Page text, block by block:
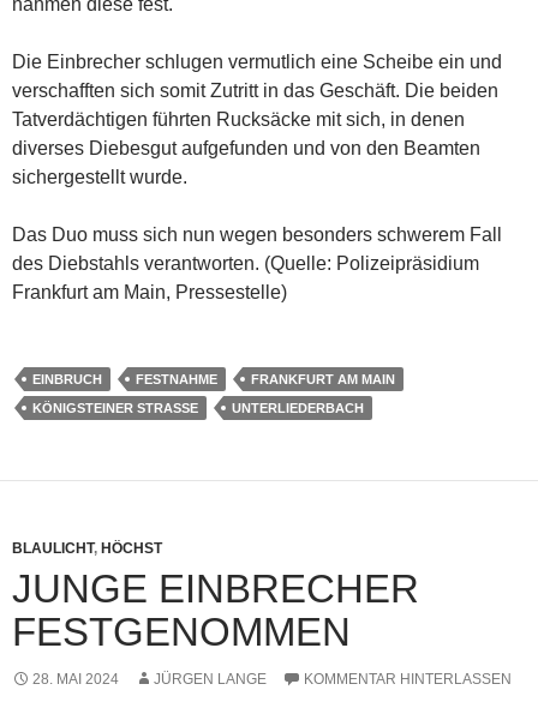
Die Einbrecher schlugen vermutlich eine Scheibe ein und
verschafften sich somit Zutritt in das Geschäft. Die beiden
Tatverdächtigen führten Rucksäcke mit sich, in denen
diverses Diebesgut aufgefunden und von den Beamten
sichergestellt wurde.
Das Duo muss sich nun wegen besonders schwerem Fall
des Diebstahls verantworten. (Quelle: Polizeipräsidium
Frankfurt am Main, Pressestelle)
EINBRUCH FESTNAHME
FRANKFURT AM MAIN
KÖNIGSTEINER STRASSE
UNTERLIEDERBACH
BLAULICHT, HÖCHST
JUNGE EINBRECHER
FESTGENOMMEN
28. MAI 2024 JÜRGEN LANGE KOMMENTAR HINTERLASSEN